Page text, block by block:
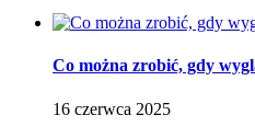
Co można zrobić, gdy
16 czerwca 2025